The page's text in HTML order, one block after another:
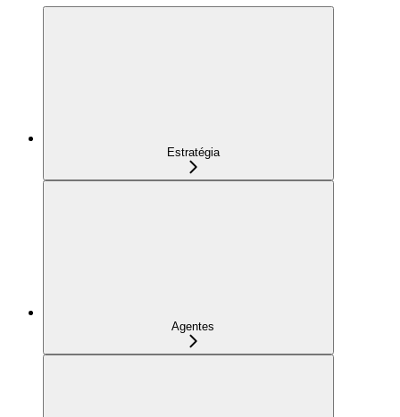
Estratégia
Agentes